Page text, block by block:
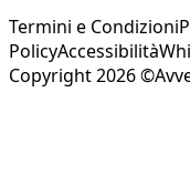
Termini e Condizioni
PolicyAccessibilità
Copyright 2026